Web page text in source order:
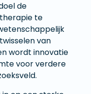
de
te
van
wordt innovatie
voor verdere